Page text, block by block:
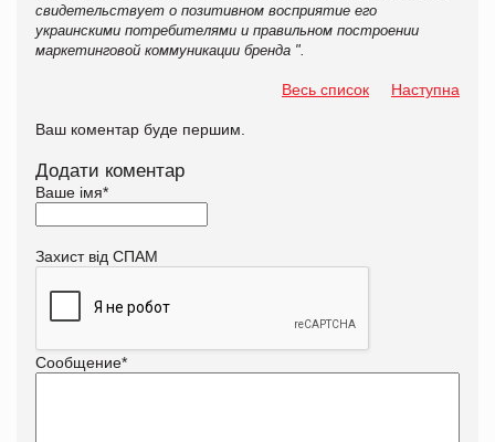
свидетельствует о позитивном восприятие его
украинскими потребителями и правильном построении
маркетинговой коммуникации бренда ".
Весь список Наступна
Ваш коментар буде першим.
Додати коментар
Ваше імя*
Захист від СПАМ
Сообщение*